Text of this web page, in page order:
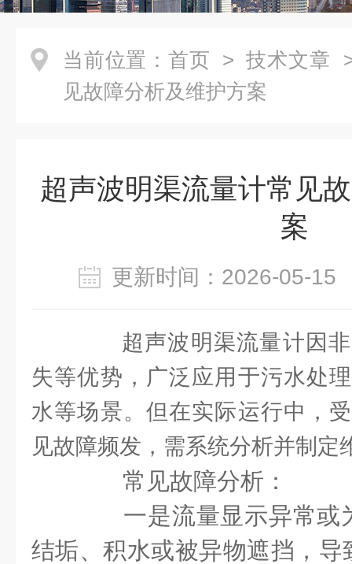
当前位置： 首页 > 技术文章
见故障分析及维护方案
超声波明渠流量计常见
案
更新时间：2026-05-
超声波明渠流量计因非
失等优势，广泛应用于污水处
水等场景。但在实际运行中，
见故障频发，需系统分析并制定
常见故障分析：
一是流量显示异常或
结垢、积水或被异物遮挡，